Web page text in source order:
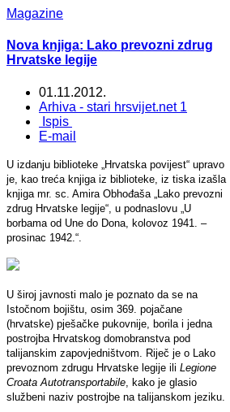
Magazine
Nova knjiga: Lako prevozni zdrug
Hrvatske legije
01.11.2012.
Arhiva - stari hrsvijet.net 1
Ispis
E-mail
U izdanju biblioteke „Hrvatska povijest“ upravo
je, kao treća knjiga iz biblioteke, iz tiska izašla
knjiga mr. sc. Amira Obhođaša „Lako prevozni
zdrug Hrvatske legije“, u podnaslovu „U
borbama od Une do Dona, kolovoz 1941. –
prosinac 1942.“.
U široj javnosti malo je poznato da se na
Istočnom bojištu, osim 369. pojačane
(hrvatske) pješačke pukovnije, borila i jedna
postrojba Hrvatskog domobranstva pod
talijanskim zapovjedništvom. Riječ je o Lako
prevoznom zdrugu Hrvatske legije ili Legione
Croata Autotransportabile , kako je glasio
službeni naziv postrojbe na talijanskom jeziku.